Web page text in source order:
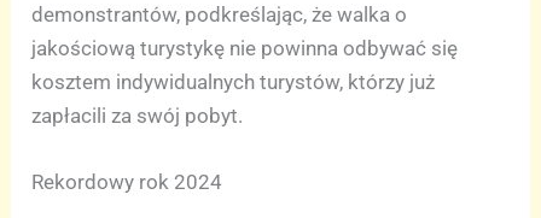
demonstrantów, podkreślając, że walka o
jakościową turystykę nie powinna odbywać się
kosztem indywidualnych turystów, którzy już
zapłacili za swój pobyt.
Rekordowy rok 2024